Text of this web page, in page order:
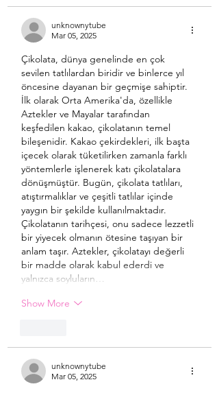
unknownytube
Mar 05, 2025
Çikolata, dünya genelinde en çok
sevilen tatlılardan biridir ve binlerce yıl
öncesine dayanan bir geçmişe sahiptir.
İlk olarak Orta Amerika'da, özellikle
Aztekler ve Mayalar tarafından
keşfedilen kakao, çikolatanın temel
bileşenidir. Kakao çekirdekleri, ilk başta
içecek olarak tüketilirken zamanla farklı
yöntemlerle işlenerek katı çikolatalara
dönüşmüştür. Bugün, çikolata tatlıları,
atıştırmalıklar ve çeşitli tatlılar içinde
yaygın bir şekilde kullanılmaktadır.
Çikolatanın tarihçesi, onu sadece lezzetli
bir yiyecek olmanın ötesine taşıyan bir
anlam taşır. Aztekler, çikolatayı değerli
bir madde olarak kabul ederdi ve
yalnızca soyluların…
Show More
unknownytube
Mar 05, 2025